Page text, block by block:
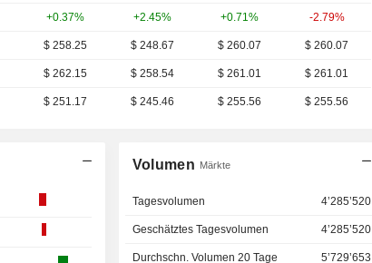
+0.37% +2.45% +0.71% -2.79%
$ 258.25 $ 248.67 $ 260.07 $ 260.07
$ 262.15 $ 258.54 $ 261.01 $ 261.01
$ 251.17 $ 245.46 $ 255.56 $ 255.56
Volumen Märkte
Tagesvolumen 4’285’520
Geschätztes Tagesvolumen 4’285’520
Durchschn. Volumen 20 Tage 5’729’653